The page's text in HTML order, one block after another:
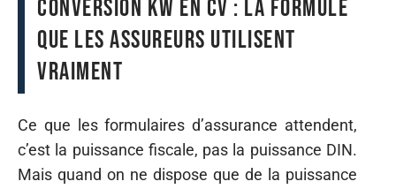
Conversion kW en CV : la formule
que les assureurs utilisent
vraiment
Ce que les formulaires d’assurance attendent,
c’est la puissance fiscale, pas la puissance DIN.
Mais quand on ne dispose que de la puissance